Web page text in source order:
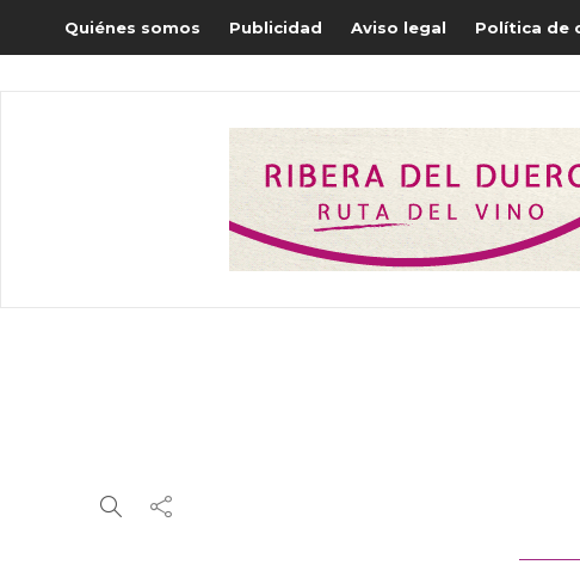
Quiénes somos Publicidad Aviso legal Política de